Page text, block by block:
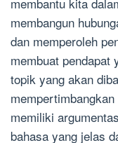
membangun
dan memperoleh
membuat pendapat
topik yang akan
memiliki
bahasa yang jelas